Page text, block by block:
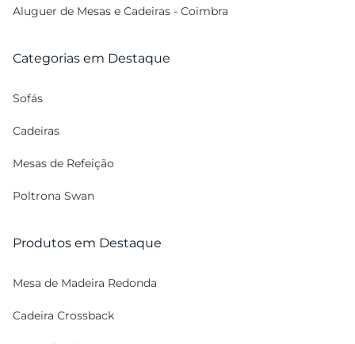
Aluguer de Mesas e Cadeiras - Coimbra
Categorias em Destaque
Sofás
Cadeiras
Mesas de Refeição
Poltrona Swan
Produtos em Destaque
Mesa de Madeira Redonda
Cadeira Crossback